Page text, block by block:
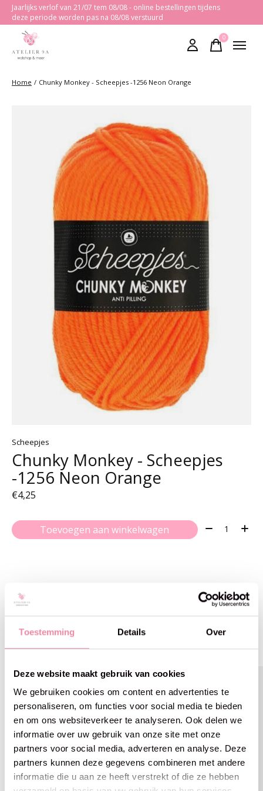
Toestemming Details Over
Deze website maakt gebruik van cookies
We gebruiken cookies om content en advertenties te
personaliseren, om functies voor social media te bieden
en om ons websiteverkeer te analyseren. Ook delen we
informatie over uw gebruik van onze site met onze
partners voor social media, adverteren en analyse. Deze
partners kunnen deze gegevens combineren met andere
informatie die u aan ze heeft verstrekt of die ze hebben
Jaarlijks verlof van 21/07 tem 08/08 - online bestellingen tijdens
deze periode worden pas na 08/08 verstuurd
0items
Home / Chunky Monkey - Scheepjes -1256 Neon Orange
Scheepjes
Chunky Monkey - Scheepjes
-1256 Neon Orange
€4,25
Toevoegen aan winkelwagen Aantal:
Gerelateerde producten
Carousel items